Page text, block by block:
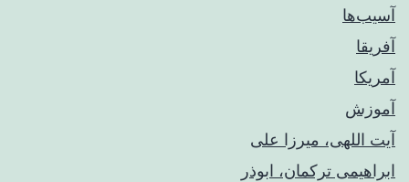
آسیب‌ها
آفریقا
آمریکا
آموزش
آیت اللهی، میرزا علی
ابراهیمی ترکمان، ابوذر